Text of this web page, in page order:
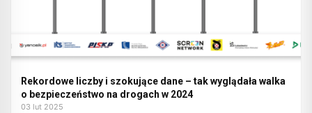
Rekordowe liczby i szokujące dane – tak wyglądała walka
o bezpieczeństwo na drogach w 2024
03 lut 2025